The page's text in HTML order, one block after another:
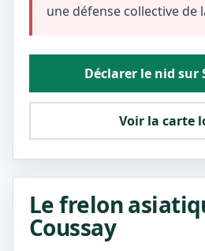
une défense collective de
Déclarer le nid sur
Voir la carte
Le frelon
Coussay